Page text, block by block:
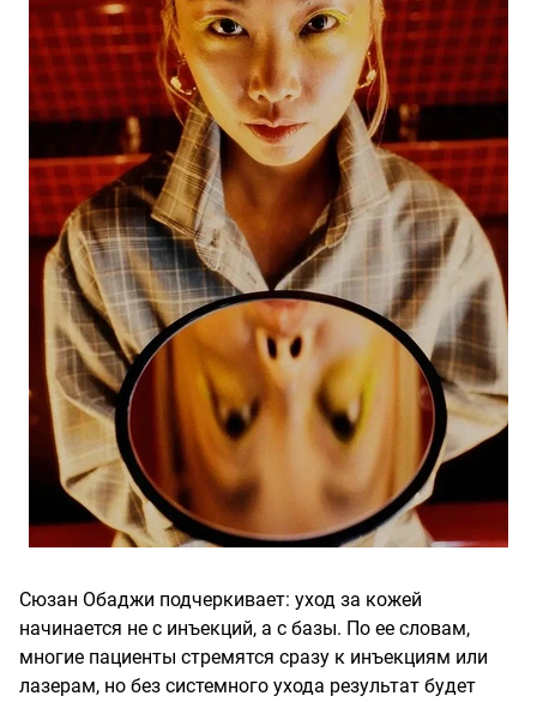
Сюзан Обаджи подчеркивает: уход за кожей
начинается не с инъекций, а с базы. По ее словам,
многие пациенты стремятся сразу к инъекциям или
лазерам, но без системного ухода результат будет